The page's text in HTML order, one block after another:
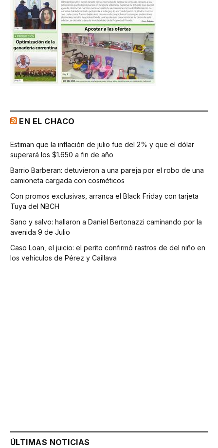
EN EL CHACO
Estiman que la inflación de julio fue del 2% y que el dólar
superará los $1.650 a fin de año
Barrio Barberan: detuvieron a una pareja por el robo de una
camioneta cargada con cosméticos
Con promos exclusivas, arranca el Black Friday con tarjeta
Tuya del NBCH
Sano y salvo: hallaron a Daniel Bertonazzi caminando por la
avenida 9 de Julio
Caso Loan, el juicio: el perito confirmó rastros de del niño en
los vehículos de Pérez y Caillava
ÚLTIMAS NOTICIAS